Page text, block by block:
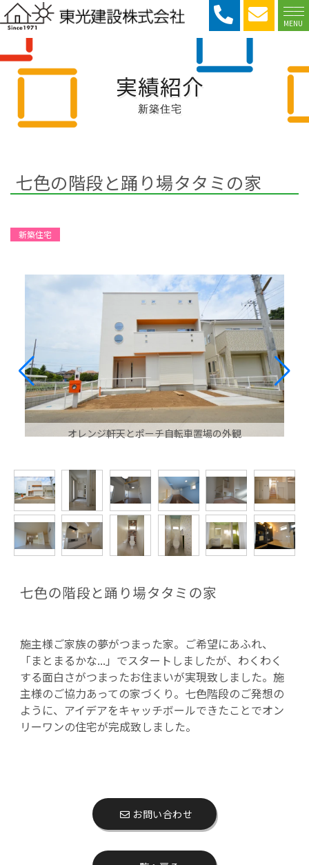
MENU
実績紹介
新築住宅
七色の階段と踊り場タタミの家
新築住宅
オレンジ軒天とポーチ自転車置場の外観
七色の階段と踊り場タタミの家
施主様ご家族の夢がつまった家。ご希望にあふれ、
「まとまるかな...」でスタートしましたが、わくわく
する面白さがつまったお住まいが実現致しました。施
主様のご協力あっての家づくり。七色階段のご発想の
ように、アイデアをキャッチボールできたことでオン
リーワンの住宅が完成致しました。
お問い合わせ